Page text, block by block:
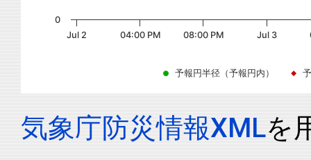
予報円半径（予報円内）
Jul 2 04:00 PM 08:00 PM Jul 3
0
気象庁防災情報XMLを